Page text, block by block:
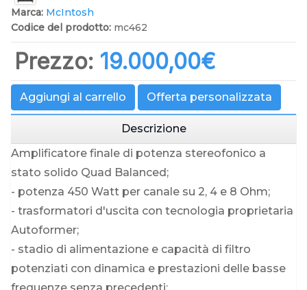
Marca: McIntosh
Codice del prodotto: mc462
Prezzo: 19.000,00‎€
Aggiungi al carrello Offerta personalizzata
Descrizione
Amplificatore finale di potenza stereofonico a
stato solido Quad Balanced;
- potenza 450 Watt per canale su 2, 4 e 8 Ohm;
- trasformatori d'uscita con tecnologia proprietaria
Autoformer;
- stadio di alimentazione e capacità di filtro
potenziati con dinamica e prestazioni delle basse